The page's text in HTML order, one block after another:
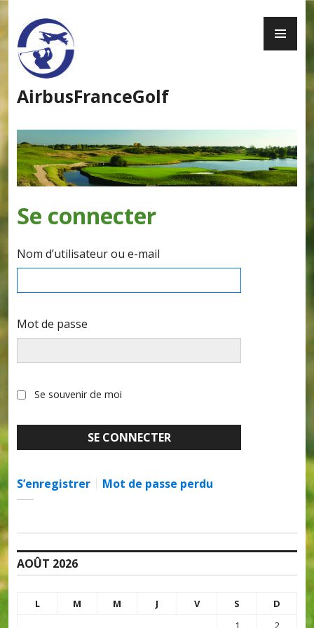
to
content
AirbusFranceGolf
Se connecter
Nom d’utilisateur ou e-mail
Mot de passe
Se souvenir de moi
S’enregistrer Mot de passe perdu
AOÛT 2026
L M M J V S
D
1
2